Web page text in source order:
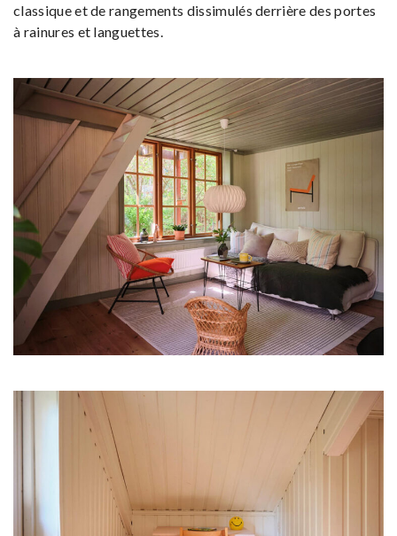
classique et de rangements dissimulés derrière des portes
à rainures et languettes.